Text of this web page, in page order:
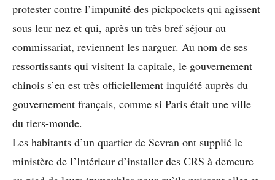
protester contre l’impunité des pickpockets qui agissent
sous leur nez et qui, après un très bref séjour au
commissariat, reviennent les narguer. Au nom de ses
ressortissants qui visitent la capitale, le gouvernement
chinois s’en est très officiellement inquiété auprès du
gouvernement français, comme si Paris était une ville
du tiers-monde.
Les habitants d’un quartier de Sevran ont supplié le
ministère de l’Intérieur d’installer des CRS à demeure